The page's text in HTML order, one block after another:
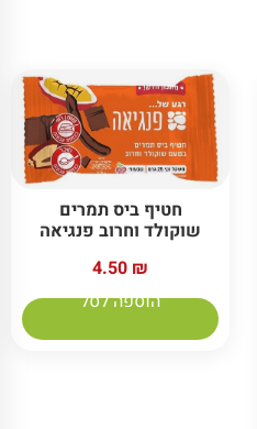
חטיף ביס תמרים
שוקולד וחרוב פנגיאה
4.50 ₪
הוספה לסל